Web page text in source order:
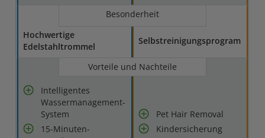
Besonderheit
Hochwertige
Edelstahltrommel
Selbstreinigungsprogram
Vorteile und Nachteile
Intelligentes
Wassermanagement-
System
15-Minuten-
Pet Hair Removal
Kindersicherung